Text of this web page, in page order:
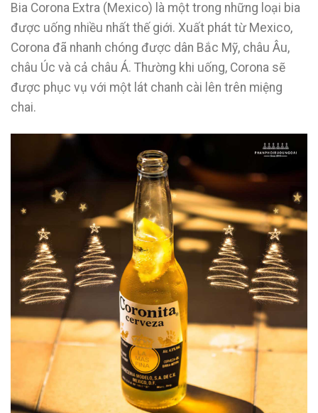
Bia Corona Extra (Mexico) là một trong những loại bia
được uống nhiều nhất thế giới. Xuất phát từ Mexico,
Corona đã nhanh chóng được dân Bắc Mỹ, châu Âu,
châu Úc và cả châu Á. Thường khi uống, Corona sẽ
được phục vụ với một lát chanh cài lên trên miệng
chai.